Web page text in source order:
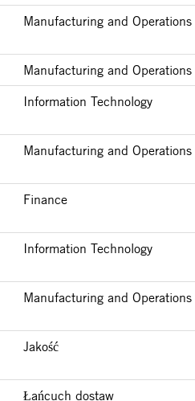
Manufacturing and Operations
Manufacturing and Operations
Information Technology
Manufacturing and Operations
Finance
Information Technology
Manufacturing and Operations
Jakość
Łańcuch dostaw